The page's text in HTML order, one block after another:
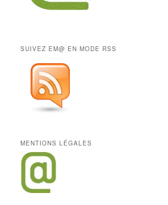
SUIVEZ EM@ EN MODE RSS
MENTIONS LÉGALES